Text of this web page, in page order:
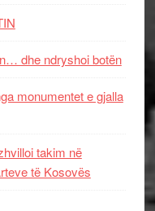
dhe ndryshoi botën
monumentet e gjalla
takim në
të Kosovës